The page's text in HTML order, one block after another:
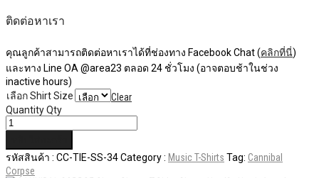
ติดต่อหาเรา
คุณลูกค้าสามารถติดต่อหาเราได้ที่ช่องทาง Facebook Chat (คลิกที่นี่)
และทาง Line OA @area23 ตลอด 24 ชั่วโมง (อาจตอบช้าในช่วง
inactive hours)
เลือก Shirt Size
Clear
QuantityQty
รหัสสินค้า : CC-TIE-SS-34Category : Music T-Shirts Tag: Cannibal
Corpse